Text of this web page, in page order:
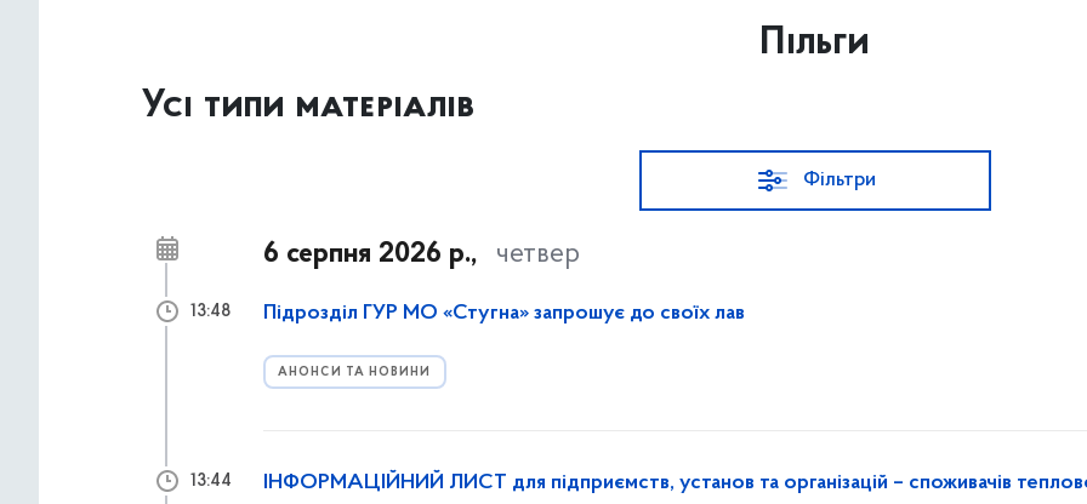
Пільги
Усі типи матеріалів
Фільтри
6 серпня 2026 р., четвер
Підрозділ ГУР МО «Стугна» запрошує до своїх лав
АНОНСИ ТА НОВИНИ
13:48
ІНФОРМАЦІЙНИЙ ЛИСТ для підприємств, установ та організацій – споживачів
13:44